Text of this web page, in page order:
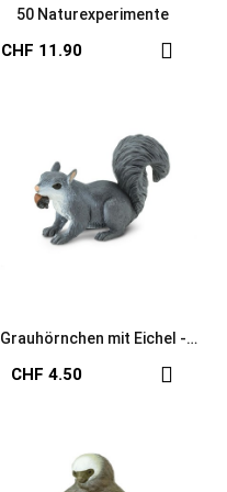
50 Naturexperimente
CHF 11.90
Grauhörnchen mit Eichel -
CHF 4.50